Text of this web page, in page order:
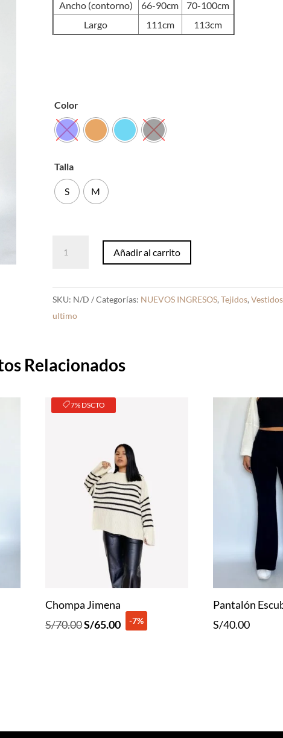
Ancho (contorno)
66-90cm
70-100cm
Largo
111cm 113cm
Color
Talla
S M
Añadir al carrito
SKU: N/D Categorías: NUEVOS INGRESOS, Tejidos, Vestidos
ultimo
Relacionados
7% DSCTO
Chompa Jimena
S/70.00El
S/65.00El-7%
Pantalón
S/40.00